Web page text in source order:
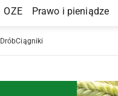
Main Navigation
OZE Prawo i pieniądze
DróbCiągniki